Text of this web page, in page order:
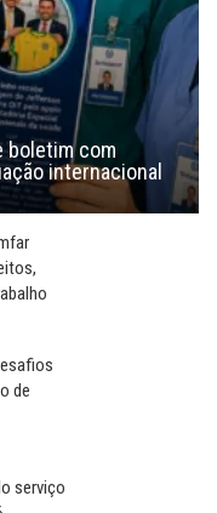
boletim com
internacional
de
serviço